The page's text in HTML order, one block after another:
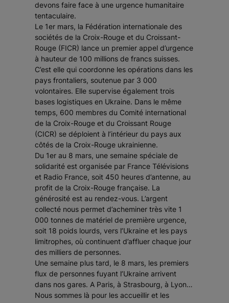
devons faire face à une urgence humanitaire
tentaculaire.
Le 1er mars, la Fédération internationale des
sociétés de la Croix-Rouge et du Croissant-
Rouge (FICR) lance un premier appel d’urgence
à hauteur de 100 millions de francs suisses.
C’est elle qui coordonne les opérations dans les
pays frontaliers, soutenue par 3 000
volontaires. Elle supervise également trois
bases logistiques en Ukraine. Dans le même
temps, 600 membres du Comité international
de la Croix-Rouge et du Croissant Rouge
(CICR) se déploient à l’intérieur du pays aux
côtés de la Croix-Rouge ukrainienne.
Du 1er au 8 mars, une semaine spéciale de
solidarité est organisée par France Télévisions
et Radio France, soit 450 heures d’antenne, au
profit de la Croix-Rouge française. La
générosité est au rendez-vous. L’argent
collecté nous permet d’acheminer très vite 1
000 tonnes de matériel de première urgence,
soit 18 poids lourds, vers l’Ukraine et les pays
limitrophes, où continuent d’affluer chaque jour
des milliers de personnes.
Une semaine plus tard, le 8 mars, les premiers
flux de personnes fuyant l’Ukraine arrivent
dans nos gares. A Paris, à Strasbourg, à Lyon…
Nous sommes là pour les accueillir et les